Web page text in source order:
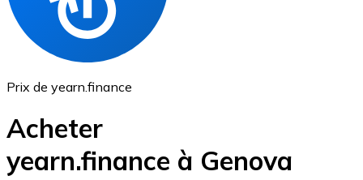
Prix de yearn.finance
Acheter
yearn.finance à Genova